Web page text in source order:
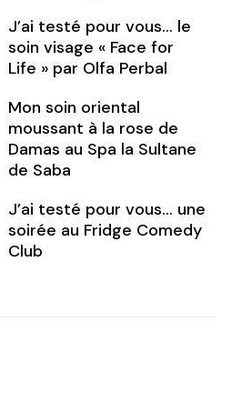
J’ai testé pour vous… le
soin visage « Face for
Life » par Olfa Perbal
Mon soin oriental
moussant à la rose de
Damas au Spa la Sultane
de Saba
J’ai testé pour vous… une
soirée au Fridge Comedy
Club